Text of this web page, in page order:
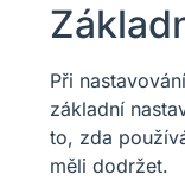
Při
základní
to, zda
měli dodržet.